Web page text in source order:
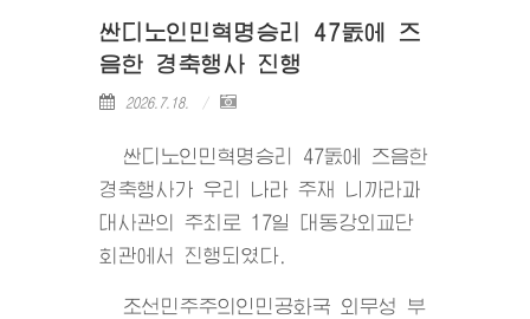
싼디노인민혁명승리 47돐에 즈
음한 경축행사 진행
2026.7.18.
싼디노인민혁명승리 47돐에 즈음한
경축행사가 우리 나라 주재 니까라과
대사관의 주최로 17일 대동강외교단
회관에서 진행되였다.
조선민주주의인민공화국 외무성 부